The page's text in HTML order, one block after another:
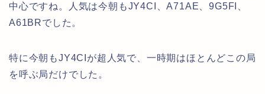
中心ですね。人気は今朝もJY4CI、A71AE、9G5FI、
A61BRでした。
特に今朝もJY4CIが超人気で、一時期はほとんどこの局
を呼ぶ局だけでした。